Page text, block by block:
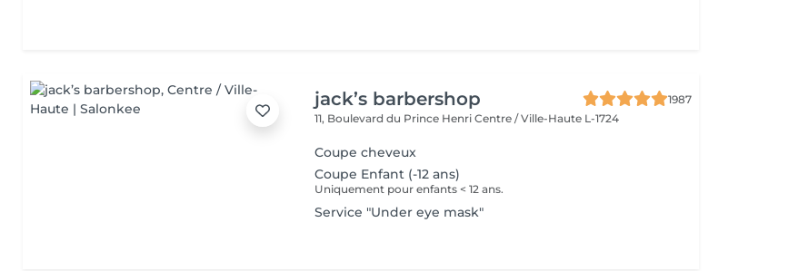
jack’s barbershop
1987
11, Boulevard du Prince HenriCentre / Ville-Haute L-1724
Coupe cheveux
Coupe Enfant (-12 ans)
Uniquement pour enfants < 12 ans.
Service "Under eye mask"